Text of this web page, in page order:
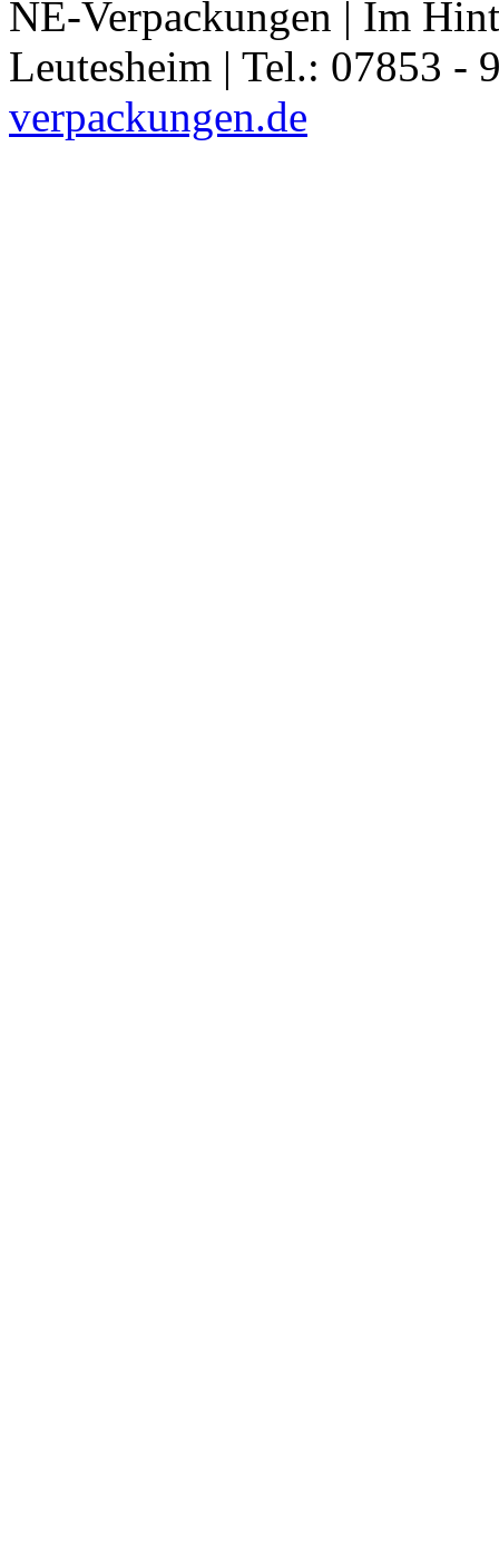
NE-Verpackungen | Im
Leutesheim | Tel.: 07853 -
verpackungen.de